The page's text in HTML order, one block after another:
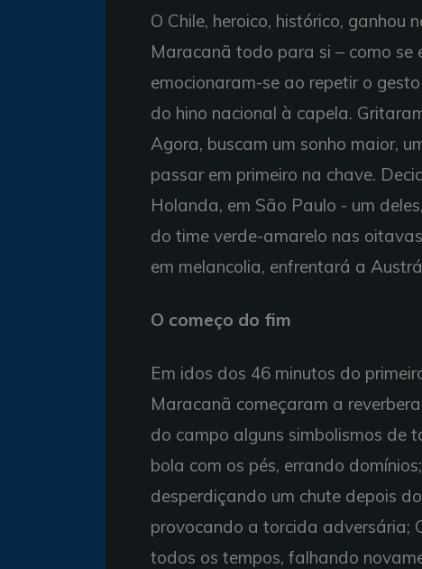
O Chile, heroico, histórico, ganhou
Maracanã todo para si – como se
emocionaram-se ao repetir o
do hino nacional à capela.
Agora, buscam um sonho maior,
passar em primeiro na chave.
Holanda, em São Paulo - um
do time verde-amarelo nas
em melancolia, enfrentará a
O começo do fim
Em idos dos 46 minutos do
Maracanã começaram a
do campo alguns simbolismos de
bola com os pés, errando
desperdiçando um chute depois
provocando a torcida adversária;
todos os tempos, falhando